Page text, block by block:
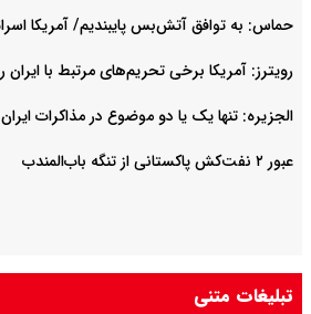
حماس: به توافق آتش‌بس پایبندیم/ آمریکا
رویترز: آمریکا برخی تحریم‌های مرتبط با ایران
الجزیره: تنها یک یا دو موضوع در مذاکرات
عبور ۲ نفت‌کش پاکستانی از تنگه باب‌المندب
تبلیغات متنی